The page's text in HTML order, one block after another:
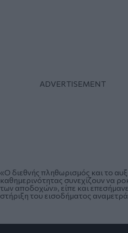
«Ο διεθνής πληθωρισμός και το
καθημερινότητας συνεχίζουν να
των αποδοχών», είπε και
στήριξη του εισοδήματος